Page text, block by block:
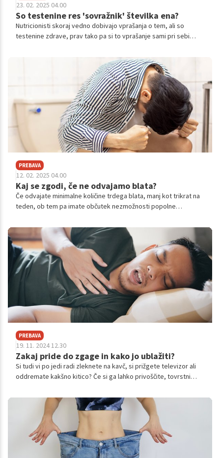
23. 02. 2025 04.00
So testenine res 'sovražnik' številka ena?
Nutricionisti skoraj vedno dobivajo vprašanja o tem, ali so
testenine zdrave, prav tako pa si to vprašanje sami pri sebi
poglejmo si, zakaj in kdaj so lahko testenine celo zdrav del
prehrane in ne nekaj, čemur bi se morali izogibati.
PREBAVA
12. 02. 2025 04.00
Kaj se zgodi, če ne odvajamo blata?
Če odvajate minimalne količine trdega blata, manj kot trikrat na
teden, ob tem pa imate občutek nezmožnosti popolne
situacijah nemudoma odpravijo do lekarne in se oskrbijo z
odvajali, a obstaja tudi nekaj učinkovitih naravnih metod
premagovanja te najpogostejše prebavne tegoba sodobnega
časa.
PREBAVA
19. 11. 2024 12.30
Zakaj pride do zgage in kako jo ublažiti?
Si tudi vi po jedi radi zleknete na kavč, si prižgete televizor ali
oddremate kakšno kitico? Če si ga lahko privoščite, tovrstni
pojaviti izjemno pogosta zdravstvena tegoba, ki je nikakor ne
smete ignorirati.